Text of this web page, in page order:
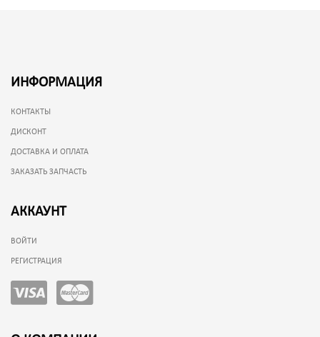
ИНФОРМАЦИЯ
КОНТАКТЫ
ДИСКОНТ
ДОСТАВКА И ОПЛАТА
ЗАКАЗАТЬ ЗАПЧАСТЬ
АККАУНТ
ВОЙТИ
РЕГИСТРАЦИЯ